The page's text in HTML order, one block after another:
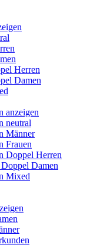
Herren
Damen
anzeigen
neutral
Männer
Frauen
Doppel Herren
Damen
Mixed